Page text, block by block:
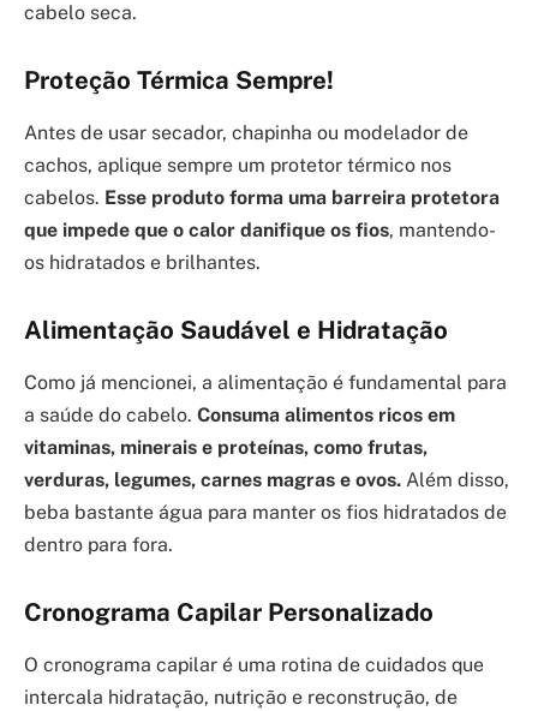
cabelo seca.
Proteção Térmica Sempre!
Antes de usar secador, chapinha ou modelador de
cachos, aplique sempre um protetor térmico nos
cabelos. Esse produto forma uma barreira protetora
que impede que o calor danifique os fios, mantendo-
os hidratados e brilhantes.
Alimentação Saudável e Hidratação
Como já mencionei, a alimentação é fundamental para
a saúde do cabelo. Consuma alimentos ricos em
vitaminas, minerais e proteínas, como frutas,
verduras, legumes, carnes magras e ovos. Além disso,
beba bastante água para manter os fios hidratados de
dentro para fora.
Cronograma Capilar Personalizado
O cronograma capilar é uma rotina de cuidados que
intercala hidratação, nutrição e reconstrução, de